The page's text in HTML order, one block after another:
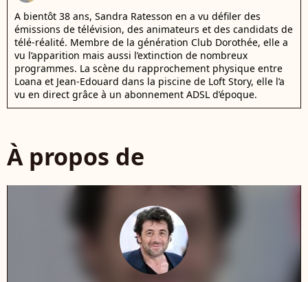
A bientôt 38 ans, Sandra Ratesson en a vu défiler des
émissions de télévision, des animateurs et des candidats de
télé-réalité. Membre de la génération Club Dorothée, elle a
vu l’apparition mais aussi l’extinction de nombreux
programmes. La scène du rapprochement physique entre
Loana et Jean-Edouard dans la piscine de Loft Story, elle l’a
vu en direct grâce à un abonnement ADSL d’époque.
À propos de